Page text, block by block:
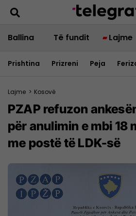
Ballina Të fundit Lajme
Prishtina Prizreni Peja
Lajme > Kosovë
PZAP refuzon
për anulimin e mbi 18
me postë të LDK-së